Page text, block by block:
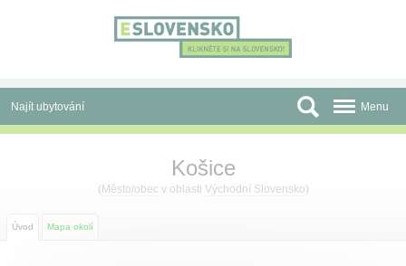
Najít ubytování
Slevy a Last Minute
Autobusové zájezdy
Menu
Košice
( Město/obec v oblasti Východní Slovensko)
Úvod Mapa okolí